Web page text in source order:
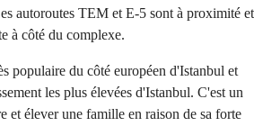
autoroutes TEM et E-5 sont à proximité et
à côté du complexe.
populaire du côté européen d'Istanbul et
les plus élevées d'Istanbul. C'est un
et élever une famille en raison de sa forte